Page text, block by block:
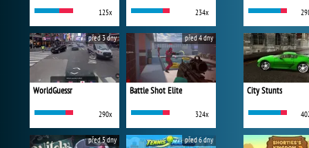
125x 234x
WorldGuessr
290x
před 3 dny
Battle Shot Elite
324x
před 4 dny
před 5 dny před 6 dny
City Stunts